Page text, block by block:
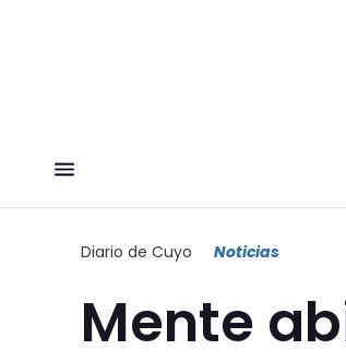
Diario de Cuyo Noticias
Mente